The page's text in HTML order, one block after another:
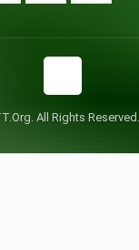
All Rights Reserved.